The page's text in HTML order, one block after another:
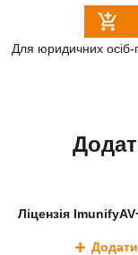
Для юридичних осіб-
Ліцензія
Додати